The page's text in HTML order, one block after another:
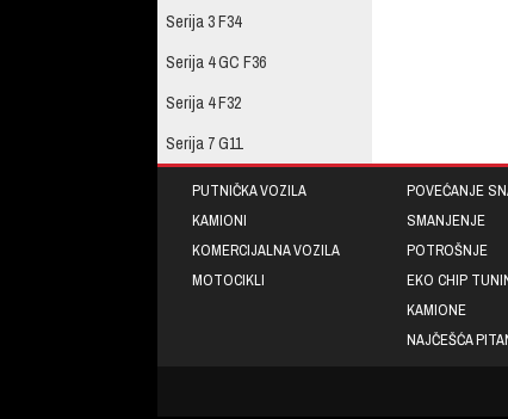
Serija 3 F34
Serija 4 GC F36
Serija 4 F32
Serija 7 G11
PUTNIČKA VOZILA
KAMIONI
KOMERCIJALNA VOZILA
MOTOCIKLI
POVEĆANJE
SMANJENJE
POTROŠNJE
EKO CHIP
KAMIONE
NAJČEŠĆA